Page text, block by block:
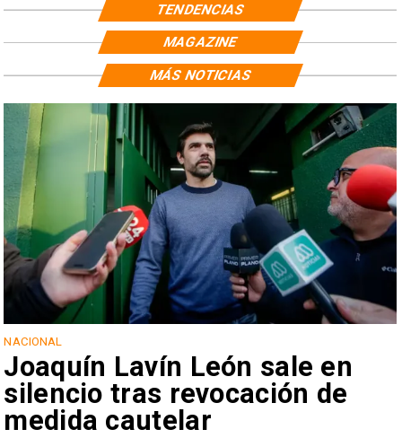
TENDENCIAS
MAGAZINE
NACIONAL
Joaquín Lavín León sale en
silencio tras revocación de
medida cautelar
MÁS NOTICIAS